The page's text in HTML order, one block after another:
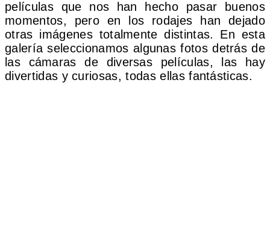
películas que nos han hecho pasar buenos
momentos, pero en los rodajes han dejado
otras imágenes totalmente distintas. En esta
galería seleccionamos algunas fotos detrás de
las cámaras de diversas películas, las hay
divertidas y curiosas, todas ellas fantásticas.